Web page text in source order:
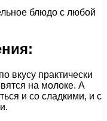
блюдо с любой
вкусу практически
на молоке. А
и со сладкими, и с